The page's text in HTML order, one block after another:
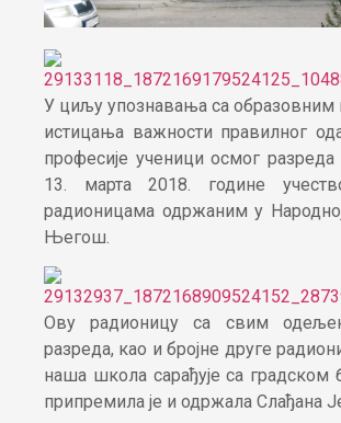
У циљу упознавања са
истицања важности правилног
професије ученици осмог
13. марта 2018. године
радионицама одржаним у
Његош.
Ову радионицу са свим
разреда, као и бројне друге
наша школа сарађује са градском
припремила је и одржала Слађана